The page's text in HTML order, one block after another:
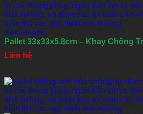
Xem nhanh
Pallet 33x33x5.8cm – Khay Chống
Liên hệ